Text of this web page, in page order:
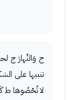
ج وَالنَّهارَ ج
تنبيها على
لا تُحْصُوها ط